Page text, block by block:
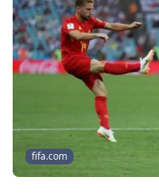
fifa.com